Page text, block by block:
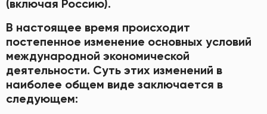
(включая Россию).
В настоящее время происходит
постепенное изменение основных условий
международной экономической
деятельности. Суть этих изменений в
наиболее общем виде заключается в
следующем: